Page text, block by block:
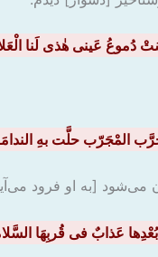
می‌شود [به او فرود